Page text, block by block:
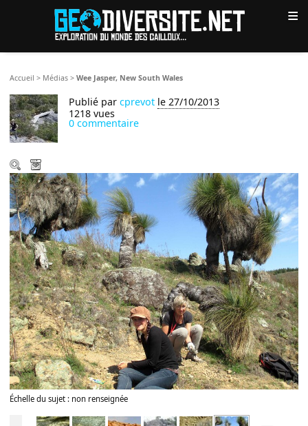
≡
Accueil > Médias >Wee Jasper, New South Wales
Publié parcprevot le 27/10/2013
1218 vues
0 commentaire
Échelle du sujet : non renseignée